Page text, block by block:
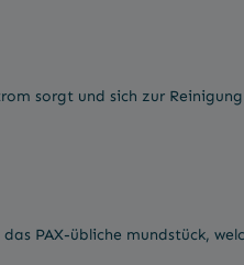
sorgt und sich zur
PAX-übliche mundstück,